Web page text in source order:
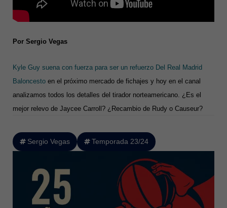
Por Sergio Vegas
Kyle Guy suena con fuerza para ser un refuerzo Del Real Madrid
Baloncesto en el próximo mercado de fichajes y hoy en el canal
analizamos todos los detalles del tirador norteamericano. ¿Es el
mejor relevo de Jaycee Carroll? ¿Recambio de Rudy o Causeur?
Sergio Vegas Temporada 23/24